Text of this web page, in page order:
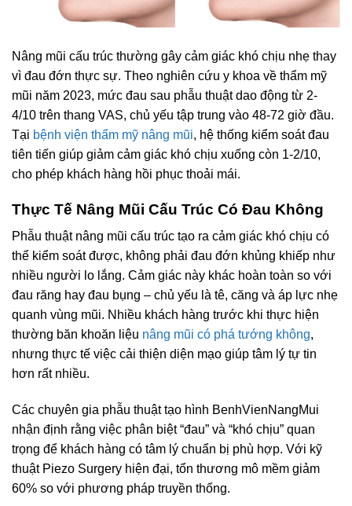
Nâng mũi cấu trúc thường gây cảm giác khó chịu nhẹ thay
vì đau đớn thực sự. Theo nghiên cứu y khoa về thẩm mỹ
mũi năm 2023, mức đau sau phẫu thuật dao động từ 2-
4/10 trên thang VAS, chủ yếu tập trung vào 48-72 giờ đầu.
Tại bệnh viện thẩm mỹ nâng mũi, hệ thống kiểm soát đau
tiên tiến giúp giảm cảm giác khó chịu xuống còn 1-2/10,
cho phép khách hàng hồi phục thoải mái.
Thực Tế Nâng Mũi Cấu Trúc Có Đau Không
Phẫu thuật nâng mũi cấu trúc tạo ra cảm giác khó chịu có
thể kiểm soát được, không phải đau đớn khủng khiếp như
nhiều người lo lắng. Cảm giác này khác hoàn toàn so với
đau răng hay đau bụng – chủ yếu là tê, căng và áp lực nhẹ
quanh vùng mũi. Nhiều khách hàng trước khi thực hiện
thường băn khoăn liệu nâng mũi có phá tướng không,
nhưng thực tế việc cải thiện diện mạo giúp tâm lý tự tin
hơn rất nhiều.
Các chuyên gia phẫu thuật tạo hình BenhVienNangMui
nhận định rằng việc phân biệt “đau” và “khó chịu” quan
trọng để khách hàng có tâm lý chuẩn bị phù hợp. Với kỹ
thuật Piezo Surgery hiện đại, tổn thương mô mềm giảm
60% so với phương pháp truyền thống.